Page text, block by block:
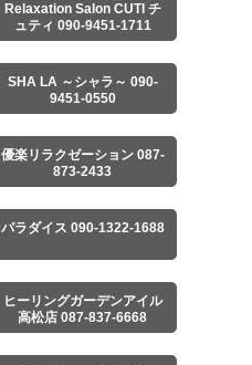
Relaxation Salon CUTI チ
ュティ 090-9451-1711
SHA LA ～シャラ～ 090-
9451-0550
優楽リラクゼーション 087-
873-2433
パラダイス 090-1322-1688
ヒーリングガーデンアイル
高松店 087-837-6668